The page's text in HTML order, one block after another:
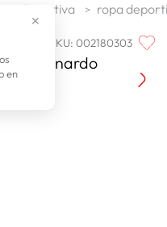
✕
en
deportiva ropa
SKU:002180303
Bernardo